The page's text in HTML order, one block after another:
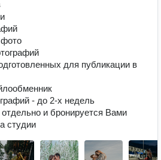
фото
для публикации в
- до 2-х недель
и бронируется Вами
студии